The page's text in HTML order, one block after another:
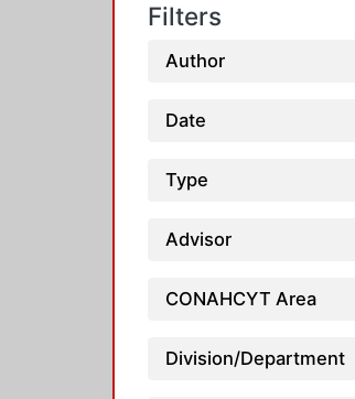
Filters
Author
Date
Type
Advisor
CONAHCYT Area
Division/Department